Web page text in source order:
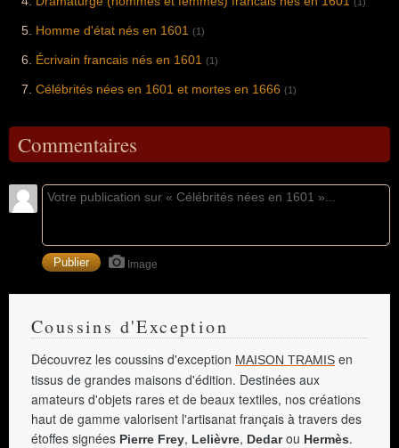
Homme d'état nés en 1601 (1)
Écrivain francais nés en 1601 (1)
Célébrités nées en 1601 et mortes en 1666 (1)
Commentaires
Image
Coussins d'Exception
Découvrez les coussins d'exception MAISON TRAMIS en
tissus de grandes maisons d'édition. Destinées aux
amateurs d'objets rares et de beaux textiles, nos créations
haut de gamme valorisent l'artisanat français à travers des
étoffes signées Pierre Frey, Lelièvre, Dedarou Hermès.